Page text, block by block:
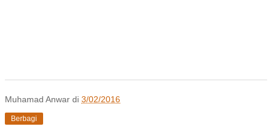
Muhamad Anwar di 3/02/2016
Berbagi